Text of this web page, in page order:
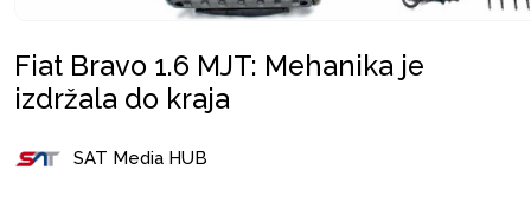
Fiat Bravo 1.6 MJT: Mehanika je
izdržala do kraja
SAT Media HUB